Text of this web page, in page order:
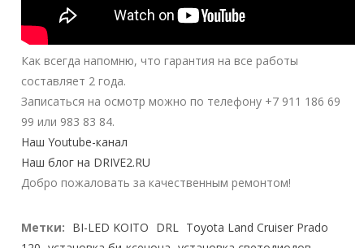
Как всегда напомню, что гарантия на все работы
составляет 2 года.
Записаться на осмотр можно по телефону +7 911 186 69
99 или 983 83 84.
Наш Youtube-канал
Наш блог на DRIVE2.RU
Добро пожаловать за качественным ремонтом!
Метки: BI-LED KOITO DRL Toyota Land Cruiser Prado